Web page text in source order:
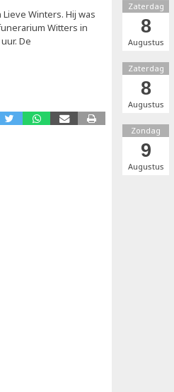
Winters. Hij was
Witters in
De
Zaterdag
8
Augustus
Zaterdag
8
Augustus
Zondag
9
Augustus